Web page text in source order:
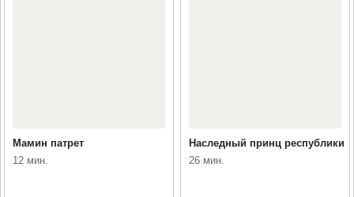
Мамин патрет
12 мин.
Наследный принц республики
26 мин.